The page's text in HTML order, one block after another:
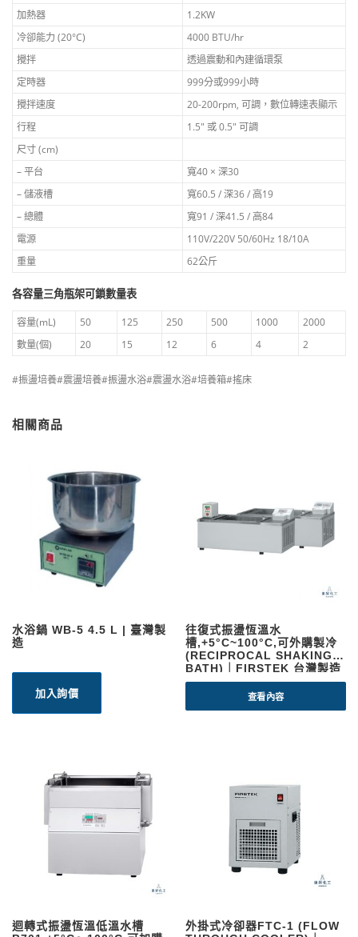
加熱器
1.2KW
冷卻能力 (20°C)
4000 BTU/hr
攪拌
透過震動和內建循環泵
定時器
999分或999小時
攪拌速度
20-200rpm, 可調，數位轉速表顯示
行程
1.5″ 或 0.5″ 可調
尺寸 (cm)
– 平台
寬40 × 深30
– 儲液槽
寬60.5 / 深36 / 高19
– 總體
寬91 / 深41.5 / 高84
電源
110V/220V 50/60Hz 18/10A
重量
62公斤
各容量三角瓶架可鎖數量表
容量(mL) 50 125 250 500 1000
2000
數量(個)
20 15 12 6 4 2
#振盪培養#震盪培養#振盪水浴#震盪水浴#培養箱#搖床
相關商品
水浴鍋 WB-5 4.5 L | 臺灣製
造
加入詢價
往復式振盪恆溫水
槽,+5°C~100°C,可外購製冷
(RECIPROCAL SHAKING
BATH)｜FIRSTEK 台灣製造
查看內容
迴轉式振盪恆溫低溫水槽
外掛式冷卻器FTC-1 (FLOW